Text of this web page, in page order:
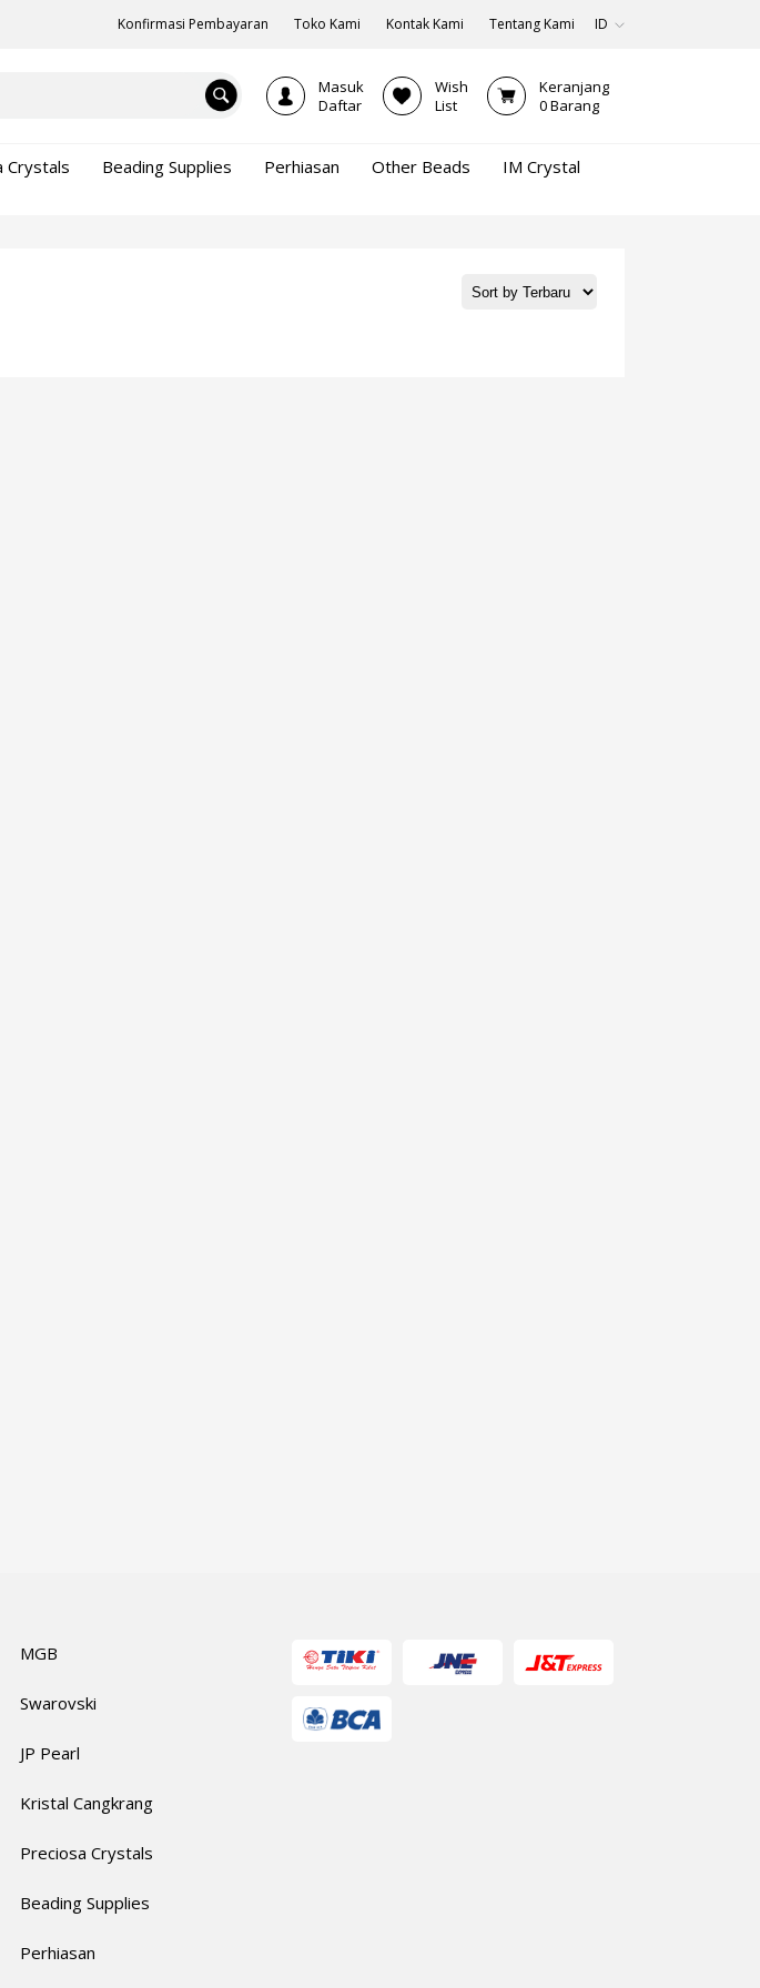
Konfirmasi Pembayaran Toko Kami Kontak Kami Tentang Kami ID
Masuk
Daftar
Wish
List
Keranjang
0Barang
Crystals Beading Supplies Perhiasan Other Beads
IM Crystal
MGB
Swarovski
JP Pearl
Kristal Cangkrang
Preciosa Crystals
Beading Supplies
Perhiasan